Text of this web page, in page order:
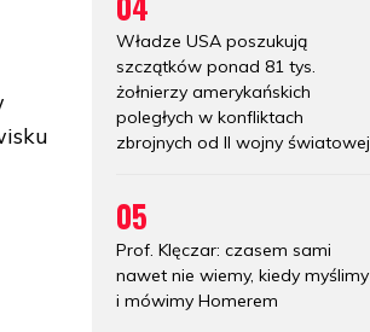
Władze USA poszukują
szczątków ponad 81 tys.
żołnierzy amerykańskich
poległych w konfliktach
zbrojnych od II wojny światowej
05
Prof. Klęczar: czasem sami
nawet nie wiemy, kiedy myślimy
i mówimy Homerem